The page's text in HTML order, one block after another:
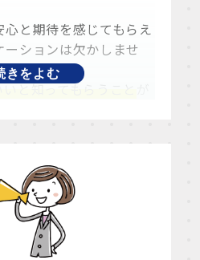
心と期待を感じてもらえ
ションは欠かしませ
いと知ってもらうこと
ーンで試行錯誤し、や
感はひとしお
手に入れたスキルは一生
。
ちは知的好奇心に目をキ
今後も、